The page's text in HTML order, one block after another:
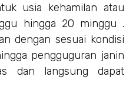
usia kehamilan atau
hingga 20 minggu .
dengan sesuai kondisi
pengguguran janin
dan langsung dapat